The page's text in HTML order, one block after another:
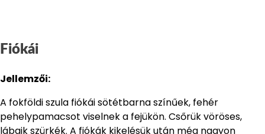
Fiókái
Jellemzői:
A fokföldi szula fiókái sötétbarna színűek, fehér
pehelypamacsot viselnek a fejükön. Csőrük vöröses,
lábaik szürkék. A fiókák kikelésük után még nagyon